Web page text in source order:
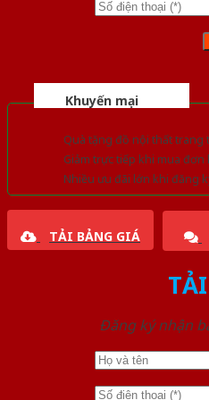
Khuyến mại
Quà tặng đồ nội thất trang
Giảm trực tiếp khi mua
Nhiều ưu đãi lớn khi đăng
TẢI BẢNG GIÁ
Đăng ký nhận